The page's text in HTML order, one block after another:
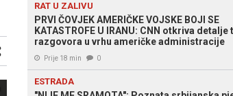
RAT U ZALIVU
PRVI ČOVJEK AMERIČKE VOJSKE BOJI SE
KATASTROFE U IRANU: CNN otkriva detalje
razgovora u vrhu američke administracije
Prije 18 min 0
ESTRADA